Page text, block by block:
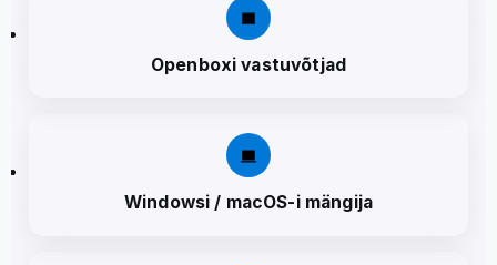
Openboxi vastuvõtjad
Windowsi / macOS-i mängija